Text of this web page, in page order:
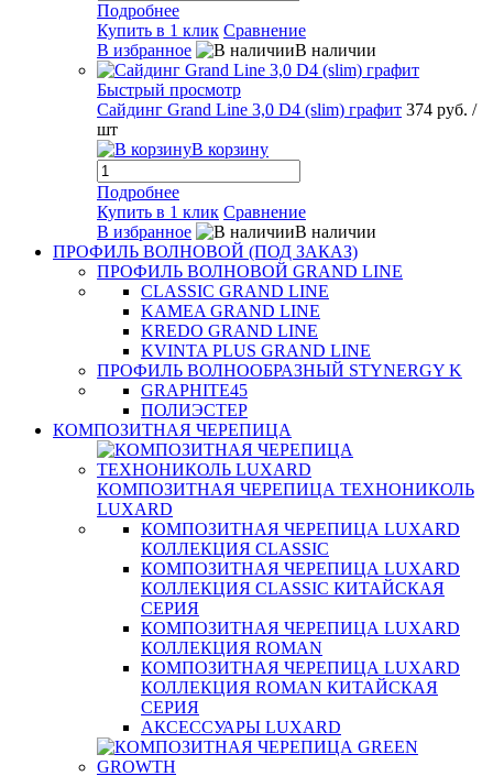
Подробнее
Купить в 1 клик Сравнение
В избранное
В наличии
Быстрый просмотр
Сайдинг Grand Line 3,0 D4 (slim) графит 374 руб. /
шт
В корзину
Подробнее
Купить в 1 клик Сравнение
В избранное
В наличии
ПРОФИЛЬ ВОЛНОВОЙ (ПОД ЗАКАЗ)
ПРОФИЛЬ ВОЛНОВОЙ GRAND LINE
CLASSIC GRAND LINE
KAMEA GRAND LINE
KREDO GRAND LINE
KVINTA PLUS GRAND LINE
ПРОФИЛЬ ВОЛНООБРАЗНЫЙ STYNERGY K
GRAPHITE45
ПОЛИЭСТЕР
КОМПОЗИТНАЯ ЧЕРЕПИЦА
КОМПОЗИТНАЯ ЧЕРЕПИЦА ТЕХНОНИКОЛЬ
LUXARD
КОМПОЗИТНАЯ ЧЕРЕПИЦА LUXARD
КОЛЛЕКЦИЯ CLASSIC
КОМПОЗИТНАЯ ЧЕРЕПИЦА LUXARD
КОЛЛЕКЦИЯ CLASSIC КИТАЙСКАЯ
СЕРИЯ
КОМПОЗИТНАЯ ЧЕРЕПИЦА LUXARD
КОЛЛЕКЦИЯ ROMAN
КОМПОЗИТНАЯ ЧЕРЕПИЦА LUXARD
КОЛЛЕКЦИЯ ROMAN КИТАЙСКАЯ
СЕРИЯ
АКСЕССУАРЫ LUXARD